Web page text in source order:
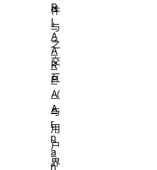
件
与
之
交
互
（
与
用
户
界
R
I
A
A
R
P
A
A
r
p
a
n